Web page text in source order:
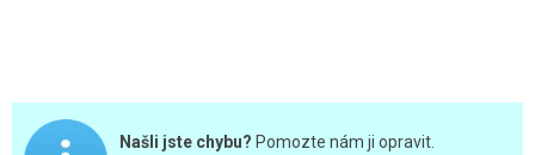
Našli jste chybu? Pomozte nám ji opravit.